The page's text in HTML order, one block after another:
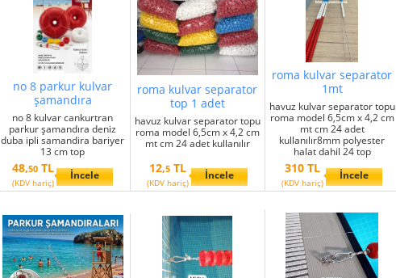
no 8 parkur kulvar
şamandıra
no 8 kulvar cankurtran
parkur şamandıra deniz
duba ipli samandira bariyer
13 cm top
48,50 TL
(KDV hariç)
İncele
roma kulvar separator
top 1 adet
havuz kulvar separator topu
roma model 6,5cm x 4,2 cm
mt cm 24 adet kullanılır
12,5 TL
(KDV hariç)
İncele
roma kulvar separator
1mt
havuz kulvar separator topu
roma model 6,5cm x 4,2 cm
mt cm 24 adet
kullanılır8mm polyester
halat dahil 24 top
310 TL
(KDV hariç)
İncele